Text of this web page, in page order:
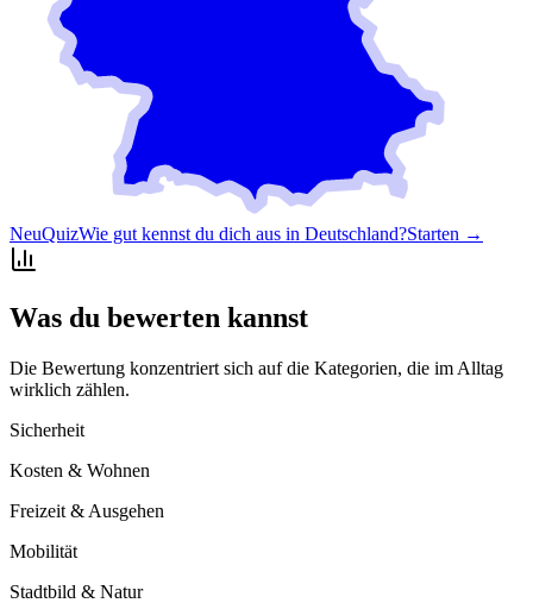
NeuQuizWie gut kennst du dich aus in Deutschland?Starten →
Was du bewerten kannst
Die Bewertung konzentriert sich auf die Kategorien, die im Alltag
wirklich zählen.
Sicherheit
Kosten & Wohnen
Freizeit & Ausgehen
Mobilität
Stadtbild & Natur